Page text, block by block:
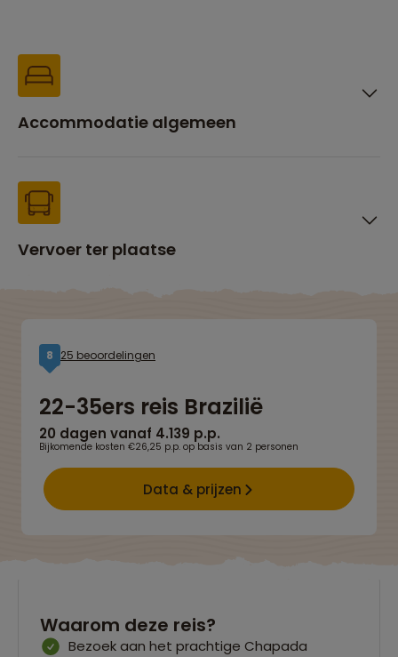
Accommodatie algemeen
Vervoer ter plaatse
8 25 beoordelingen
22-35ers reis Brazilië
20 dagen vanaf 4.139 p.p.
Bijkomende kosten €26,25 p.p. op basis van 2 personen
Data & prijzen
Waarom deze reis?
Bezoek aan het prachtige Chapada